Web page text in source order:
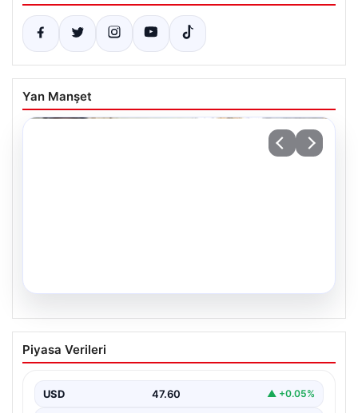
Yan Manşet
Yıllar Sonra Gerçekleşen Bir Hayal: İkiz
Kızlarıyla Anıtkabir’de Duygu Dolu Anlar
(59) çifti, uzun yıllar çocuk sahibi olma…
Piyasa Verileri
USD 47.60 ▲ +0.05%